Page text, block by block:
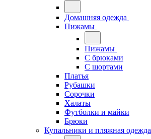
Домашняя одежда
Пижамы
Пижамы
С брюками
С шортами
Платья
Рубашки
Сорочки
Халаты
Футболки и майки
Брюки
Купальники и пляжная одежда